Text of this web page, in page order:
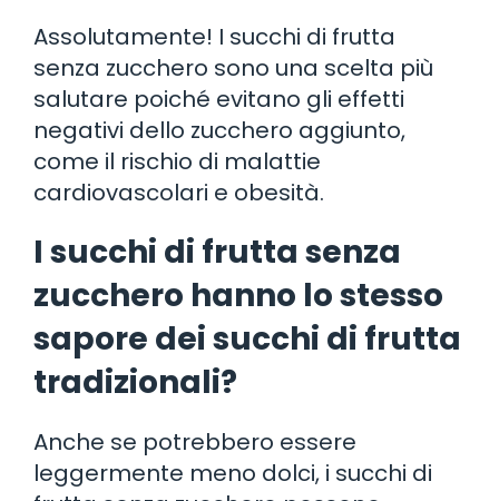
Assolutamente! I succhi di frutta
senza zucchero sono una scelta più
salutare poiché evitano gli effetti
negativi dello zucchero aggiunto,
come il rischio di malattie
cardiovascolari e obesità.
I succhi di frutta senza
zucchero hanno lo stesso
sapore dei succhi di frutta
tradizionali?
Anche se potrebbero essere
leggermente meno dolci, i succhi di